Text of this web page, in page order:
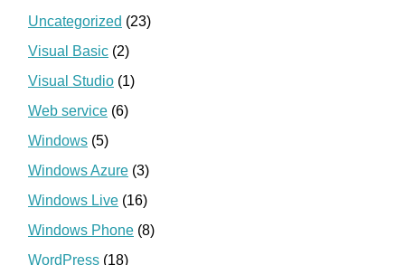
Uncategorized (23)
Visual Basic (2)
Visual Studio (1)
Web service (6)
Windows (5)
Windows Azure (3)
Windows Live (16)
Windows Phone (8)
WordPress (18)